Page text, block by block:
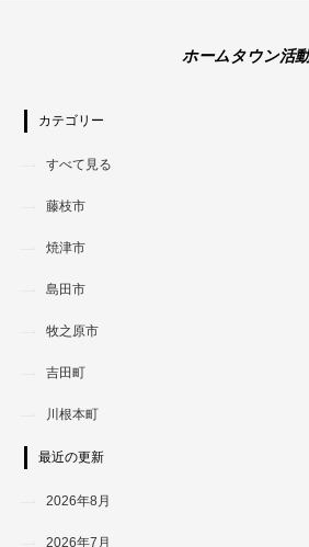
ホームタウン活動
カテゴリー
すべて見る
藤枝市
焼津市
島田市
牧之原市
吉田町
川根本町
最近の更新
2026年8月
2026年7月